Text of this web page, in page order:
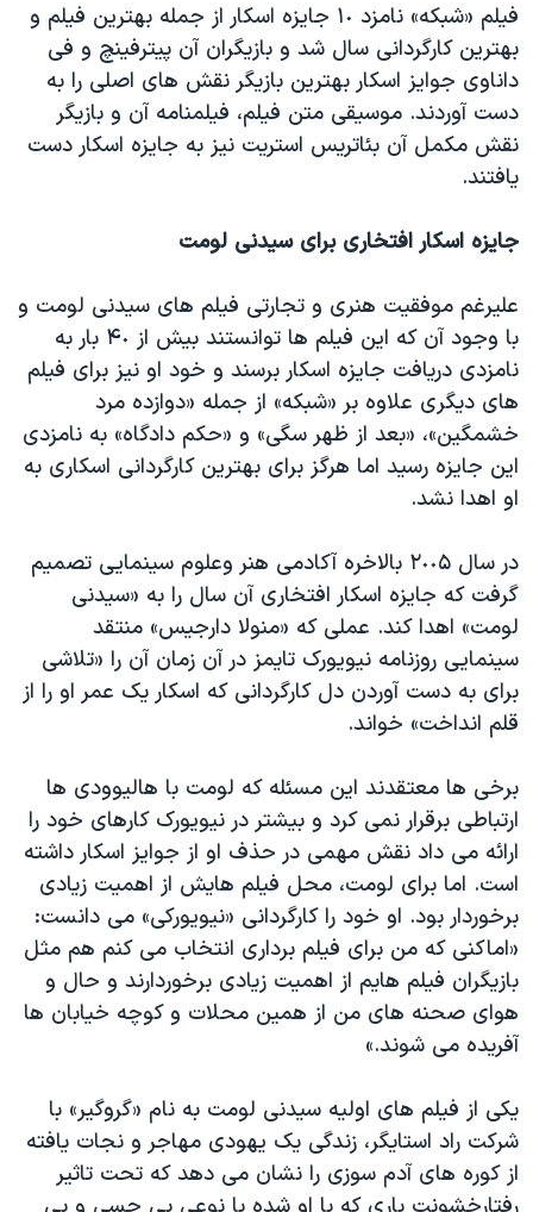
فیلم «شبکه» نامزد ١٠ جایزه اسکار از جمله بهترین فیلم و
بهترین کارگردانی سال شد و بازیگران آن پیترفینچ و فی
داناوی جوایز اسکار بهترین بازیگر نقش های اصلی را به
دست آوردند. موسیقی متن فیلم، فیلمنامه آن و بازیگر
نقش مکمل آن بئاتریس استریت نیز به جایزه اسکار دست
یافتند.
جایزه اسکار افتخاری برای سیدنی لومت
علیرغم موفقیت هنری و تجارتی فیلم های سیدنی لومت و
با وجود آن که این فیلم ها توانستند بیش از ۴٠ بار به
نامزدی دریافت جایزه اسکار برسند و خود او نیز برای فیلم
های دیگری علاوه بر «شبکه» از جمله «دوازده مرد
خشمگین»، «بعد از ظهر سگی» و «حکم دادگاه» به نامزدی
این جایزه رسید اما هرگز برای بهترین کارگردانی اسکاری به
او اهدا نشد.
در سال ٢٠٠۵ بالاخره آکادمی هنر وعلوم سینمایی تصمیم
گرفت که جایزه اسکار افتخاری آن سال را به «سیدنی
لومت» اهدا کند. عملی که «منولا دارجیس» منتقد
سینمایی روزنامه نیویورک تایمز در آن زمان آن را «تلاشی
برای به دست آوردن دل کارگردانی که اسکار یک عمر او را از
قلم انداخت» خواند.
برخی ها معتقدند این مسئله که لومت با هالیوودی ها
ارتباطی برقرار نمی کرد و بیشتر در نیویورک کارهای خود را
ارائه می داد نقش مهمی در حذف او از جوایز اسکار داشته
است. اما برای لومت، محل فیلم هایش از اهمیت زیادی
برخوردار بود. او خود را کارگردانی «نیویورکی» می دانست:
«اماکنی که من برای فیلم برداری انتخاب می کنم هم مثل
بازیگران فیلم هایم از اهمیت زیادی برخوردارند و حال و
هوای صحنه های من از همین محلات و کوچه خیابان ها
آفریده می شوند.»
یکی از فیلم های اولیه سیدنی لومت به نام «گروگیر» با
شرکت راد استایگر، زندگی یک یهودی مهاجر و نجات یافته
از کوره های آدم سوزی را نشان می دهد که تحت تاثیر